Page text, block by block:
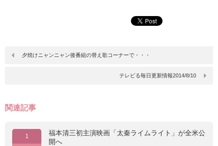
夕焼けニャンニャン後番組の替え歌コーナーで・・・
テレビる毎日更新情報2014/8/10
関連記事
1
福本清三初主演映画「太秦ライムライト」が全米公
開へ